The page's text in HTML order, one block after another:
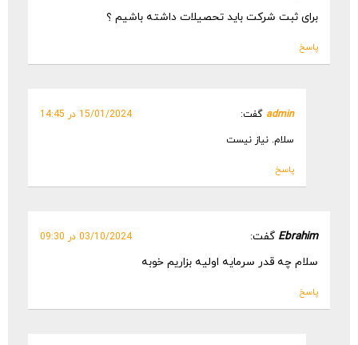
برای ثبت شرکت باید تحصیلات داشته باشیم ؟
پاسخ
admin گفت: 15/01/2024 در 14:45
سلام. نیاز نیست
پاسخ
Ebrahim گفت: 03/10/2024 در 09:30
سلام چه قدر سرمایه اولیه بزاریم خوبه
پاسخ